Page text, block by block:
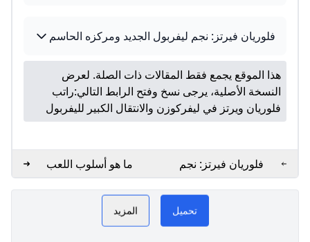
فلوريان فيرتز: نجم ليفربول الجديد ومركزه الحاسم
هذا الموقع يجمع فقط المقالات ذات الصلة. لعرض
النسخة الأصلية، يرجى نسخ وفتح الرابط التالي:راتب
فلوريان ويرتز في ليفركوزن والانتقال الكبير لليفربول
فلوريان فيرتز: نجم
ليفربول الأكثر تكلفة في
2025
ما هو أسلوب اللعب
الخاص بـ Wirtz؟
PLAY NOW
فيرتز
تحميل المزيد